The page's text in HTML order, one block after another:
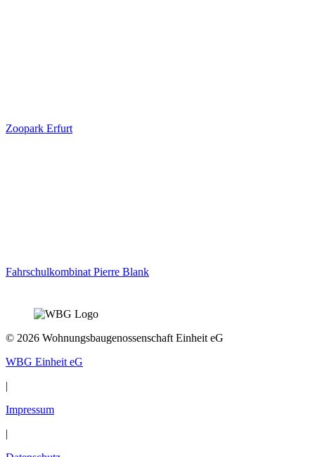
Zoopark Erfurt
Fahrschulkombinat Pierre Blank
© 2026 Wohnungsbaugenossenschaft Einheit eG
WBG Einheit eG
|
Impressum
|